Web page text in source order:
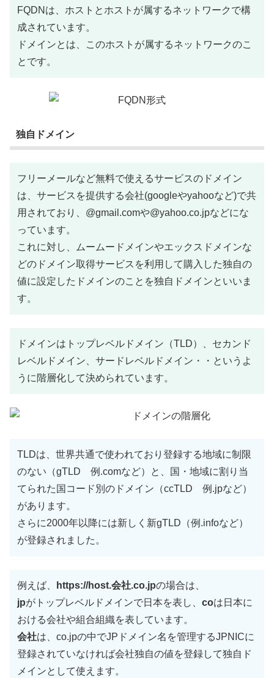
FQDNは、ホストとホストが属するネットワークで構
成されています。
ドメインとは、このホストが属するネットワークのこ
とです。
独自ドメイン
フリーメールなど無料で使えるサービスのドメイン
は、サービスを提供する会社(googleやyahooなど)で共
用されており、@gmail.comや@yahoo.co.jpなどにな
っています。
これに対し、ムームードメインやエックスドメインな
どのドメイン取得サービスを利用して購入した独自の
値に設定したドメインのことを独自ドメインといいま
す。
ドメインはトップレベルドメイン（TLD）、セカンド
レベルドメイン、サードレベルドメイン・・というよ
うに階層化して決められています。
TLDは、世界共通で使われており登録する地域に制限
のない（gTLD 例.comなど）と、国・地域に割り当
てられた国コード別のドメイン（ccTLD 例.jpなど）
があります。
さらに2000年以降には新しく新gTLD（例.infoなど）
が登録されました。
例えば、 https://host.会社.co.jpの場合は、
jpがトップレベルドメインで日本を表し、 coは日本に
おける会社や組合組織を表しています。
会社は、co.jpの中でJPドメイン名を管理するJPNICに
登録されていなければ会社独自の値を登録して独自ド
メインとして使えます。